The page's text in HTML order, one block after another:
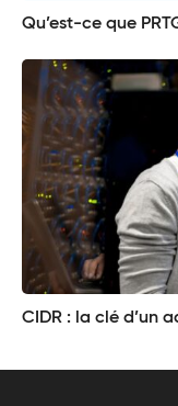
Qu’est-ce que
CIDR : la clé d’un